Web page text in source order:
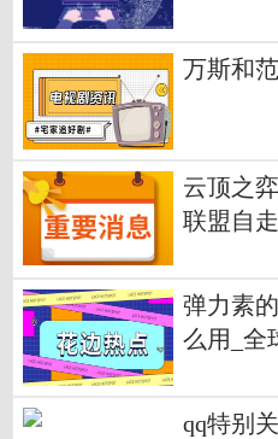
万斯和
云顶之
联盟自
弹力素
么用_全
qq特别